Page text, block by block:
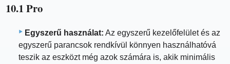
10.1 Pro
Egyszerű használat: Az egyszerű kezelőfelület és az
egyszerű parancsok rendkívül könnyen használhatóvá
teszik az eszközt még azok számára is, akik minimális